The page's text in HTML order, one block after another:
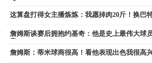
这算盘打得女主播炼炼：我愿掉肉20斤！换巴
詹姆斯谈赛后拥抱约基奇：他是史上最伟大球
詹姆斯：蒂米球商很高！看他表现出色我很高